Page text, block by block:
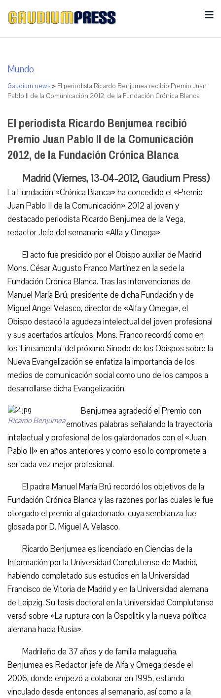
Mundo
Gaudium news > El periodista Ricardo Benjumea recibió Premio Juan
Pablo II de la Comunicación 2012, de la Fundación Crónica Blanca
El periodista Ricardo Benjumea recibió
Premio Juan Pablo II de la Comunicación
2012, de la Fundación Crónica Blanca
Madrid (Viernes, 13-04-2012, Gaudium Press)
La Fundación «Crónica Blanca» ha concedido el «Premio
Juan Pablo II de la Comunicación» 2012 al joven y
destacado periodista Ricardo Benjumea de la Vega,
redactor Jefe del semanario «Alfa y Omega».
El acto fue presidido por el Obispo auxiliar de Madrid
Mons. César Augusto Franco Martínez en la sede la
Fundación Crónica Blanca. Tras las intervenciones de
Manuel María Brú, presidente de dicha Fundación y de
Miguel Angel Velasco, director de «Alfa y Omega», el
Obispo destacó la agudeza intelectual del joven profesional
y sus acertados artículos. Mons. Franco recordó como en
los ‘Lineamenta’ del próximo Sínodo de los Obispos sobre la
Nueva Evangelización se enfatiza la importancia de los
medios de comunicación social como uno de los campos a
desarrollarse dicha Evangelización.
Ricardo Benjumea
Benjumea agradeció el Premio con
emotivas palabras señalando la trayectoria
intelectual y profesional de los galardonados con el «Juan
Pablo II» en años anteriores y como eso lo compromete a
ser cada vez mejor profesional.
El padre Manuel María Brú recordó los objetivos de la
Fundación Crónica Blanca y las razones por las cuales le fue
otorgado el premio al galardonado, cuya semblanza fue
glosada por D. Miguel A. Velasco.
Ricardo Benjumea es licenciado en Ciencias de la
Información por la Universidad Complutense de Madrid,
habiendo completado sus estudios en la Universidad
Francisco de Vitoria de Madrid y en la Universidad alemana
de Leipzig. Su tesis doctoral en la Universidad Complutense
versó sobre «La ruptura con la Ospolitik y la nueva política
alemana hacia Rusia».
Madrileño de 37 años y de familia malagueña,
Benjumea es Redactor jefe de Alfa y Omega desde el
2006, donde empezó a colaborar en 1995, estando
vinculado desde entonces al semanario, así como a la